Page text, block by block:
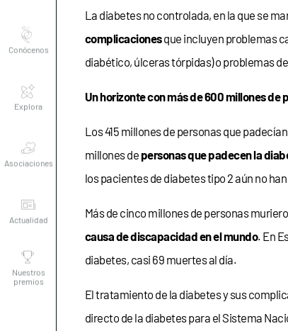
La diabetes no controlada, en la que se
complicacionesque incluyen problemas
diabético, úlceras tórpidas) o problemas
Un horizonte con más de 600 millones de
Los 415 millones de personas que
millones de personas que padecen la
los pacientes de diabetes tipo 2 aún no
Más de cinco millones de personas
causa de discapacidad en el mundo. En
diabetes, casi 69 muertes al día.
El tratamiento de la diabetes y sus
directo de la diabetes para el Sistema